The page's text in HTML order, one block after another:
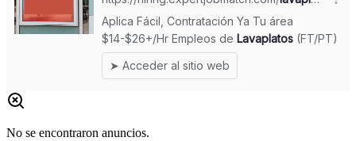
No se encontraron anuncios.